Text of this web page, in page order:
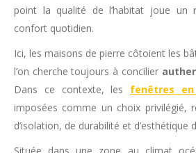
point la qualité de l’habitat joue un
confort quotidien.
Ici, les maisons de pierre côtoient les
l’on cherche toujours à concilier
Dans ce contexte, les fenêtres
imposées comme un choix privilégié,
d’isolation, de durabilité et d’esthétique